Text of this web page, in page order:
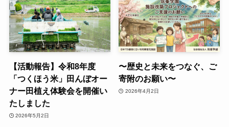
【活動報告】令和8年度
「つくほう米」田んぼオー
ナー田植え体験会を開催い
たしました
2026年5月2日
〜歴史と未来をつなぐ、ご
寄附のお願い〜
2026年4月2日